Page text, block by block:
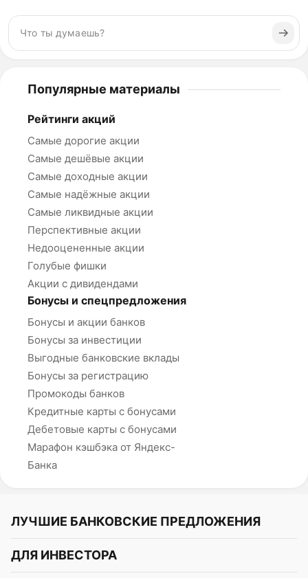
Популярные материалы
Рейтинги акций
Самые дорогие акции
Самые дешёвые акции
Самые доходные акции
Самые надёжные акции
Самые ликвидные акции
Перспективные акции
Недооцененные акции
Голубые фишки
Акции с дивидендами
Бонусы и спецпредложения
Бонусы и акции банков
Бонусы за инвестиции
Выгодные банковские вклады
Бонусы за регистрацию
Промокоды банков
Кредитные карты с бонусами
Дебетовые карты с бонусами
Марафон кэшбэка от Яндекс-
Банка
ЛУЧШИЕ БАНКОВСКИЕ ПРЕДЛОЖЕНИЯ
Альфа-Банк
ДЛЯ ИНВЕСТОРА